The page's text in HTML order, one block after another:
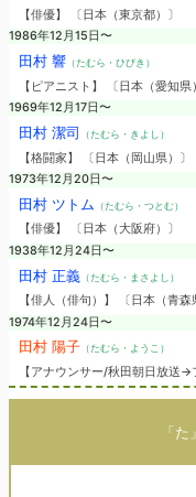
【俳優】 〔日本（東京都）〕
1986年12月15日〜
田村 響（たむら・ひびき）
【ピアニスト】 〔日本（愛知県
1969年12月17日〜
田村 潔司 （たむら・きよし）
【格闘家】 〔日本（岡山県）〕
1973年12月20日〜
田村 ツトム （たむら・つとむ）
【俳優】 〔日本（大阪府）〕
1938年12月24日〜
田村 正義（たむら・まさよし）
【俳人（俳句）】 〔日本（青森
1974年12月24日〜
田村 陽子（たむら・ようこ）
【アナウンサー/秋田朝日放送→
「